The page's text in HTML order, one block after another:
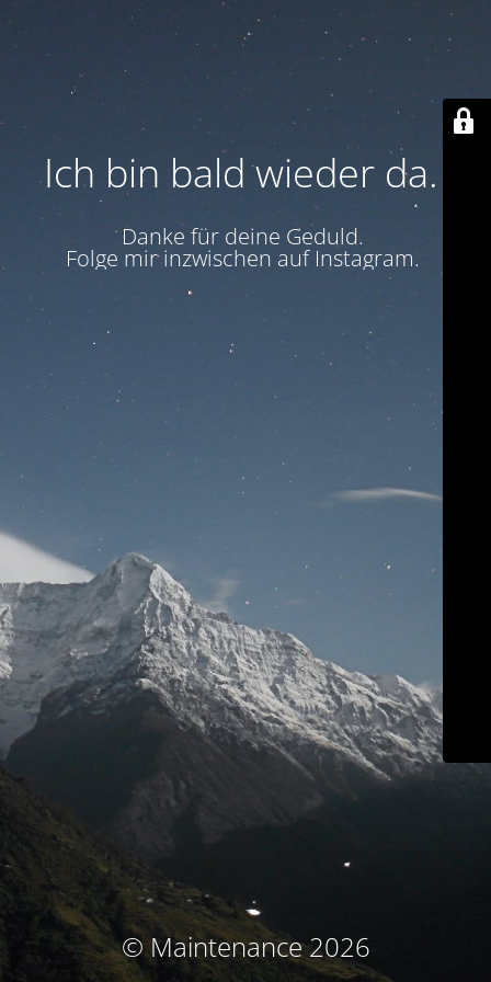
Ich bin bald wieder da.
Danke für deine Geduld.
Folge mir inzwischen auf Instagram.
© Maintenance 2026